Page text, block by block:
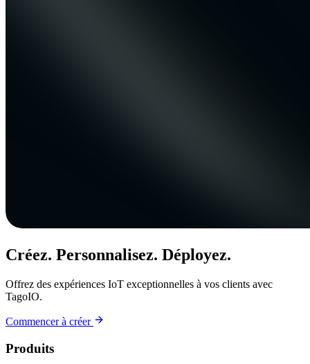
Créez. Personnalisez. Déployez.
Offrez des expériences IoT exceptionnelles à vos clients avec
TagoIO.
Commencer à créer
Produits